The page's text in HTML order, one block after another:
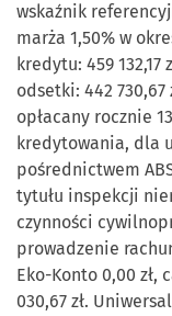
wskaźnik
marża 1,50% w
kredytu: 459 132,17
odsetki: 442
opłacany rocznie
kredytowania, dla
pośrednictwem
tytułu inspekcji
czynności
prowadzenie
Eko-Konto 0,00 zł,
030,67 zł.